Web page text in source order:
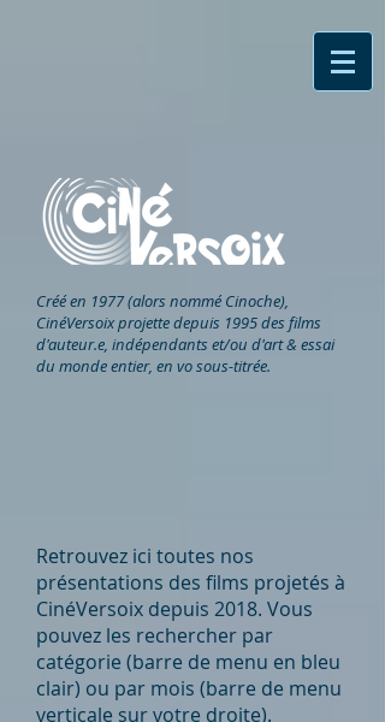
Créé en 1977 (alors nommé Cinoche),
CinéVersoixprojette depuis 1995 des films
d'auteur.e, indépendants et/ou d'art & essai
du monde entier, en vo sous-titrée.
Retrouvez ici toutes nos
présentations des films projetés à
CinéVersoix depuis 2018. Vous
pouvez les rechercher par
catégorie (barre de menu en bleu
clair) ou par mois (barre de menu
verticale sur votre droite).